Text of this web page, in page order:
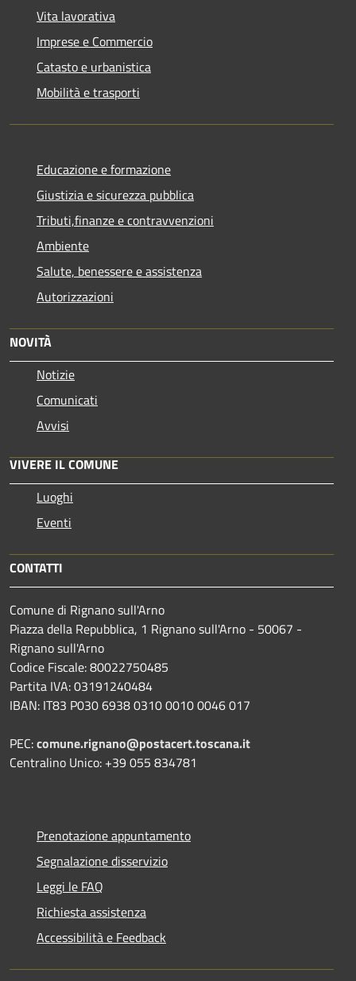
Vita lavorativa
Imprese e Commercio
Catasto e urbanistica
Mobilità e trasporti
Educazione e formazione
Giustizia e sicurezza pubblica
Tributi,finanze e contravvenzioni
Ambiente
Salute, benessere e assistenza
Autorizzazioni
NOVITÀ
Notizie
Comunicati
Avvisi
VIVERE IL COMUNE
Luoghi
Eventi
CONTATTI
Comune di Rignano sull'Arno
Piazza della Repubblica, 1 Rignano sull'Arno - 50067 -
Rignano sull'Arno
Codice Fiscale: 80022750485
Partita IVA: 03191240484
IBAN: IT83 P030 6938 0310 0010 0046 017
PEC:comune.rignano@postacert.toscana.it
Centralino Unico: +39 055 834781
Prenotazione appuntamento
Segnalazione disservizio
Leggi le FAQ
Richiesta assistenza
Accessibilità e Feedback